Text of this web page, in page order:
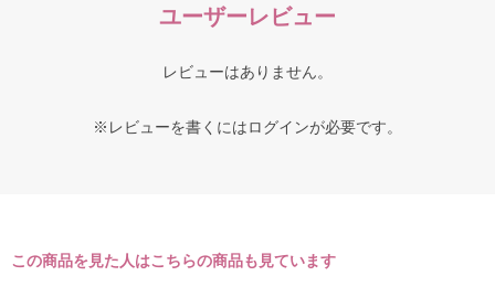
ユーザーレビュー
レビューはありません。
※レビューを書くにはログインが必要です。
この商品を見た人はこちらの商品も見ています